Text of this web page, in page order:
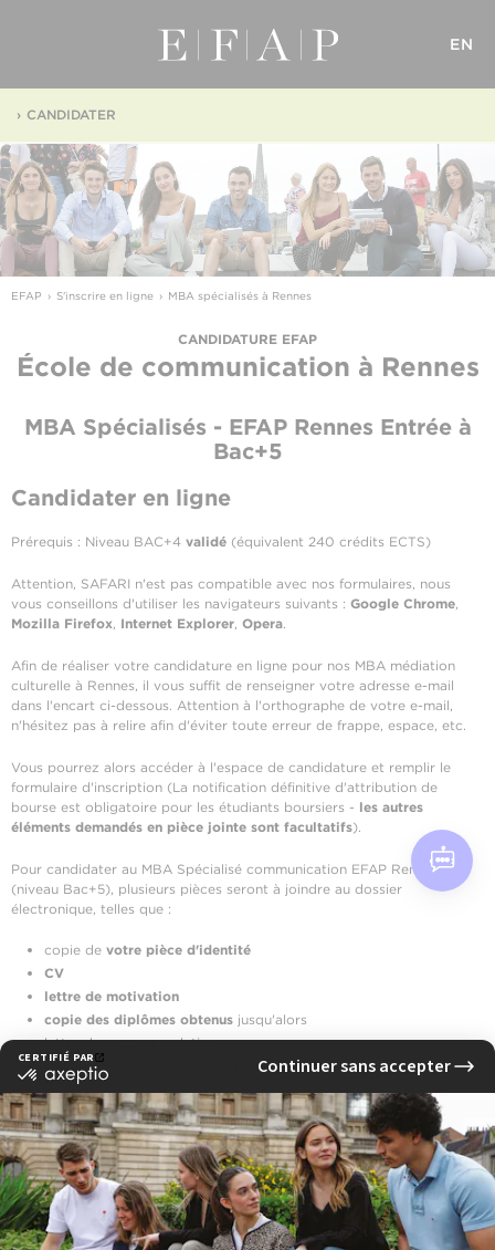
EN
CANDIDATER
EFAP S'inscrire en ligne MBA spécialisés à Rennes
CANDIDATURE EFAP
École de communication à Rennes
MBA Spécialisés - EFAP Rennes Entrée à
Bac+5
Candidater en ligne
Prérequis : Niveau BAC+4 validé (équivalent 240 crédits ECTS)
Attention, SAFARI n'est pas compatible avec nos formulaires, nous
vous conseillons d'utiliser les navigateurs suivants : Google Chrome,
Mozilla Firefox, Internet Explorer, Opera.
Afin de réaliser votre candidature en ligne pour nos MBA médiation
culturelle à Rennes, il vous suffit de renseigner votre adresse e-mail
dans l'encart ci-dessous. Attention à l'orthographe de votre e-mail,
n'hésitez pas à relire afin d'éviter toute erreur de frappe, espace, etc.
Vous pourrez alors accéder à l'espace de candidature et remplir le
formulaire d'inscription (La notification définitive d'attribution de
bourse est obligatoire pour les étudiants boursiers - les autres
éléments demandés en pièce jointe sont facultatifs).
Pour candidater au MBA Spécialisé communication EFAP Rennes
(niveau Bac+5), plusieurs pièces seront à joindre au dossier
électronique, telles que :
copie de votre pièce d'identité
CV
lettre de motivation
copie des diplômes obtenus jusqu'alors
lettre de recommandation
tout autre document pouvant appuyer votre demande
Pour ceux qui ne disposent pas de scan, une photographie de vos
documents sera acceptée dans votre dossier électronique.
Le paiementpour le parcours classiques'effectue directement en ligne
par carte bancaire. En cas de non-présentation ou de désistement
signalé à moins de 7 jours avant la dated'entretien, il ne sera procédé
à aucun remboursement.